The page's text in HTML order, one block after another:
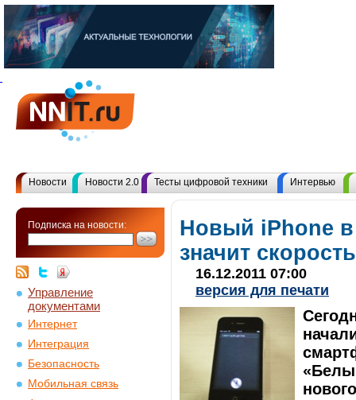
Новости Новости 2.0 Тесты цифровой техники Интервью
Подписка на новости:
Управление
документами
Интернет
Интеграция
Безопасность
Мобильная связь
Новый iPhone в
значит скорость
16.12.2011 07:00
версия для печати